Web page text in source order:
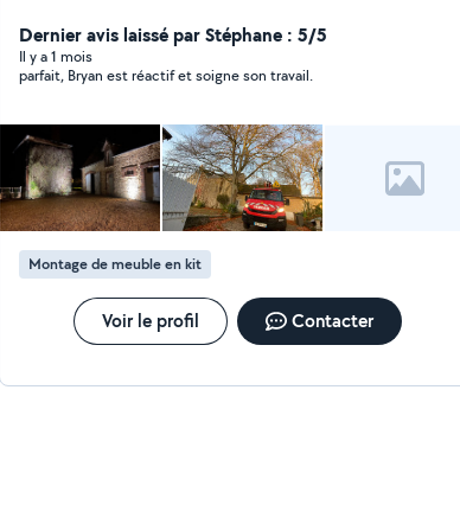
Dernier avis laissé par Stéphane : 5/5
Il y a 1 mois
parfait, Bryan est réactif et soigne son travail.
Montage de meuble en kit
Voir le profil Contacter